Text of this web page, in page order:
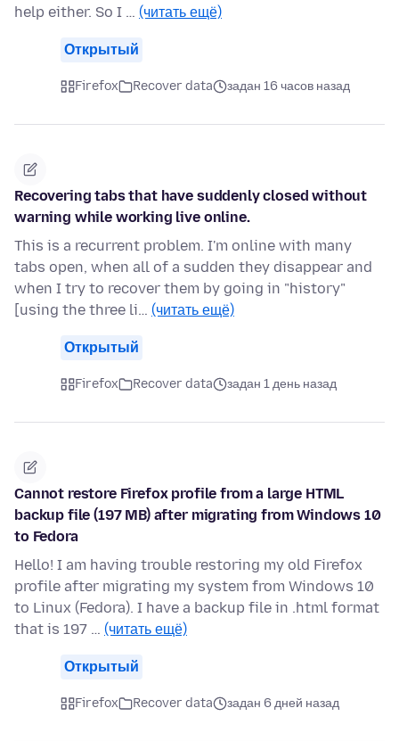
help either. So I … (читать ещё)
Открытый
Firefox Recover data задан 16 часов назад
Recovering tabs that have suddenly closed without
warning while working live online.
This is a recurrent problem. I'm online with many
tabs open, when all of a sudden they disappear and
when I try to recover them by going in "history"
[using the three li… (читать ещё)
Открытый
Firefox Recover data задан 1 день назад
Cannot restore Firefox profile from a large HTML
backup file (197 MB) after migrating from Windows 10
to Fedora
Hello! I am having trouble restoring my old Firefox
profile after migrating my system from Windows 10
to Linux (Fedora). I have a backup file in .html format
that is 197 … (читать ещё)
Открытый
Firefox Recover data задан 6 дней назад